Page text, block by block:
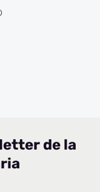
de la